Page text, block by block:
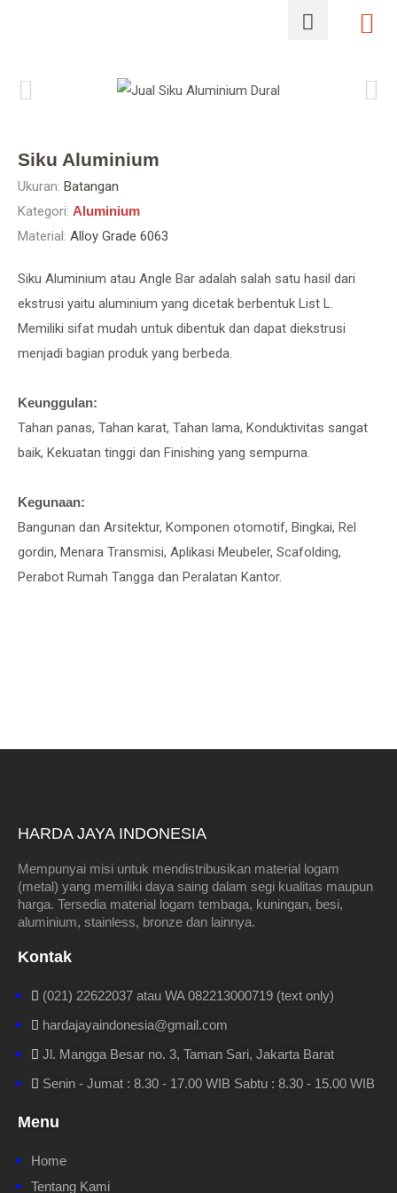
Siku Aluminium
Ukuran: Batangan
Kategori: Aluminium
Material: Alloy Grade 6063
Siku Aluminium atau Angle Bar adalah salah satu hasil dari
ekstrusi yaitu aluminium yang dicetak berbentuk List L.
Memiliki sifat mudah untuk dibentuk dan dapat diekstrusi
menjadi bagian produk yang berbeda.
Keunggulan:
Tahan panas, Tahan karat, Tahan lama, Konduktivitas sangat
baik, Kekuatan tinggi dan Finishing yang sempurna.
Kegunaan:
Bangunan dan Arsitektur, Komponen otomotif, Bingkai, Rel
gordin, Menara Transmisi, Aplikasi Meubeler, Scafolding,
Perabot Rumah Tangga dan Peralatan Kantor.
HARDA JAYA INDONESIA
Mempunyai misi untuk mendistribusikan material logam
(metal) yang memiliki daya saing dalam segi kualitas maupun
harga. Tersedia material logam tembaga, kuningan, besi,
aluminium, stainless, bronze dan lainnya.
Kontak
(021) 22622037 atau WA 082213000719 (text only)
hardajayaindonesia@gmail.com
Jl. Mangga Besar no. 3, Taman Sari, Jakarta Barat
Senin - Jumat : 8.30 - 17.00 WIB Sabtu : 8.30 - 15.00 WIB
Menu
Home
Tentang Kami